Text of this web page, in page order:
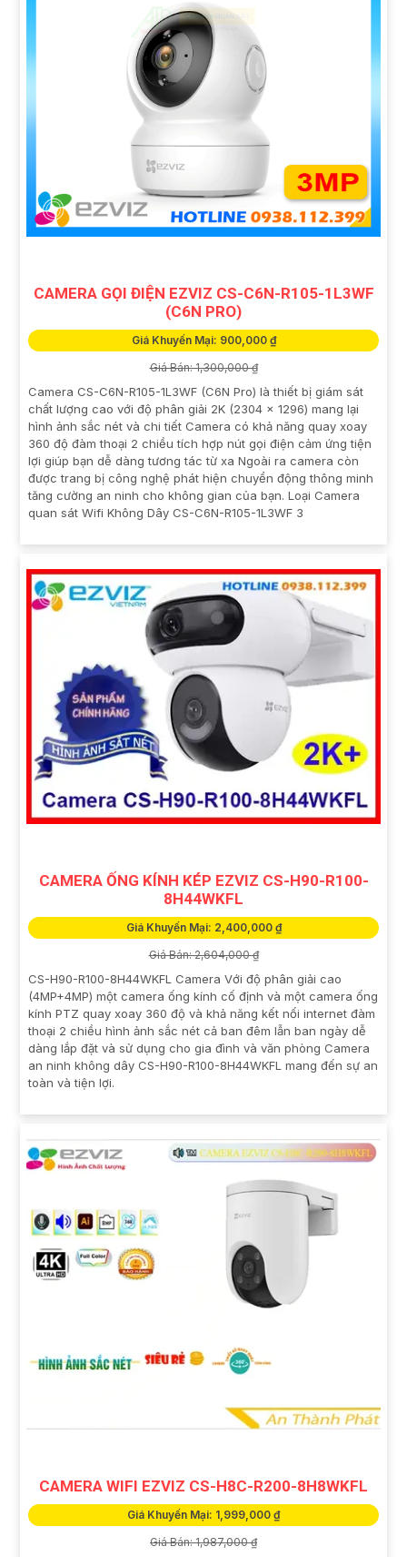
CAMERA GỌI ĐIỆN EZVIZ CS-C6N-R105-1L3WF
(C6N PRO)
Giá Khuyến Mại: 900,000 ₫
Giá Bán: 1,300,000 ₫
Camera CS-C6N-R105-1L3WF (C6N Pro) là thiết bị giám sát
chất lượng cao với độ phân giải 2K (2304 × 1296) mang lại
hình ảnh sắc nét và chi tiết Camera có khả năng quay xoay
360 độ đàm thoại 2 chiều tích hợp nút gọi điện cảm ứng tiện
lợi giúp bạn dễ dàng tương tác từ xa Ngoài ra camera còn
được trang bị công nghệ phát hiện chuyển động thông minh
tăng cường an ninh cho không gian của bạn. Loại Camera
quan sát Wifi Không Dây CS-C6N-R105-1L3WF 3
CAMERA ỐNG KÍNH KÉP EZVIZ CS-H90-R100-
8H44WKFL
Giá Khuyến Mại: 2,400,000 ₫
Giá Bán: 2,604,000 ₫
CS-H90-R100-8H44WKFL Camera Với độ phân giải cao
(4MP+4MP) một camera ống kính cố định và một camera ống
kính PTZ quay xoay 360 độ và khả năng kết nối internet đàm
thoại 2 chiều hình ảnh sắc nét cả ban đêm lẫn ban ngày dễ
dàng lắp đặt và sử dụng cho gia đình và văn phòng Camera
an ninh không dây CS-H90-R100-8H44WKFL mang đến sự an
toàn và tiện lợi.
CAMERA WIFI EZVIZ CS-H8C-R200-8H8WKFL
Giá Khuyến Mại: 1,999,000 ₫
Giá Bán: 1,987,000 ₫